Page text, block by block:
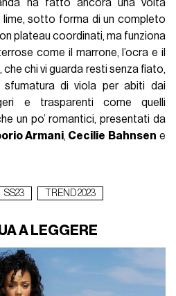
ha fatto ancora una volta
lime, sotto forma di un completo
plateau coordinati, ma funziona
come il marrone, l’ocra e il
chi vi guarda resti senza fiato,
sfumatura di viola per abiti dai
e trasparenti come quelli
un po’ romantici, presentati da
Armani, Cecilie Bahnsen e
SS23 TREND 2023
A LEGGERE